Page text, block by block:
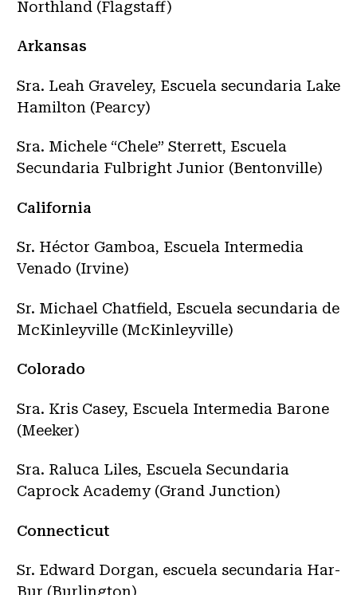
Northland (Flagstaff)
Arkansas
Sra. Leah Graveley, Escuela secundaria Lake
Hamilton (Pearcy)
Sra. Michele “Chele” Sterrett, Escuela
Secundaria Fulbright Junior (Bentonville)
California
Sr. Héctor Gamboa, Escuela Intermedia
Venado (Irvine)
Sr. Michael Chatfield, Escuela secundaria de
McKinleyville (McKinleyville)
Colorado
Sra. Kris Casey, Escuela Intermedia Barone
(Meeker)
Sra. Raluca Liles, Escuela Secundaria
Caprock Academy (Grand Junction)
Connecticut
Sr. Edward Dorgan, escuela secundaria Har-
Bur (Burlington)